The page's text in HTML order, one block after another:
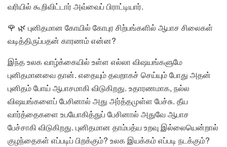
வரியில் கூறிவிட்டார் அவ்வைப் பிராட்டியார்.
🌹 🌿 புனிதமான கோயில் கோபுர சிற்பங்களில் ஆபாச சிலைகள்
வடித்திருப்பதன் காரணம் என்ன?
இந்த உலக வாழ்க்கையில் உள்ள எல்லா விஷயங்களுமே
புனிதமானவை தான். எதையும் தவறாகச் செய்யும் போது அதன்
புனிதம் போய் ஆபாசமாகி விடுகிறது. உதாரணமாக, நல்ல
விஷயங்களைப் பேசினால் அது அர்த்தமுள்ள பேச்சு. தீய
வார்த்தைகளை உபயோகித்துப் பேசினால் அதுவே ஆபாச
பேச்சாகி விடுகிறது. புனிதமான தாம்பத்ய உறவு இல்லையென்றால்
குழந்தைகள் எப்படிப் பிறக்கும்? உலக இயக்கம் எப்படி நடக்கும்?